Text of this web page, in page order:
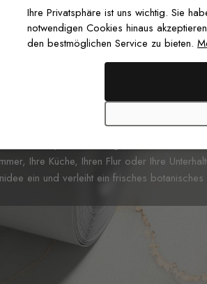
Ihr Zuhause mit seinem charmanten
Blumen Fototapete
schafft einen
viel Aufmerksamkeit auf sich. Dieses
Blumen, es verleiht jedem Raum einen
Design, das natürliche Farben
Natur inspiriertes Design, das eine
Ihre Küche, Ihren Flur oder Ihre
ein und verleiht ein frisches botanisches
Ihre Privatsphäre ist uns wichtig. Sie
notwendigen Cookies hinaus
den bestmöglichen Service zu bieten.